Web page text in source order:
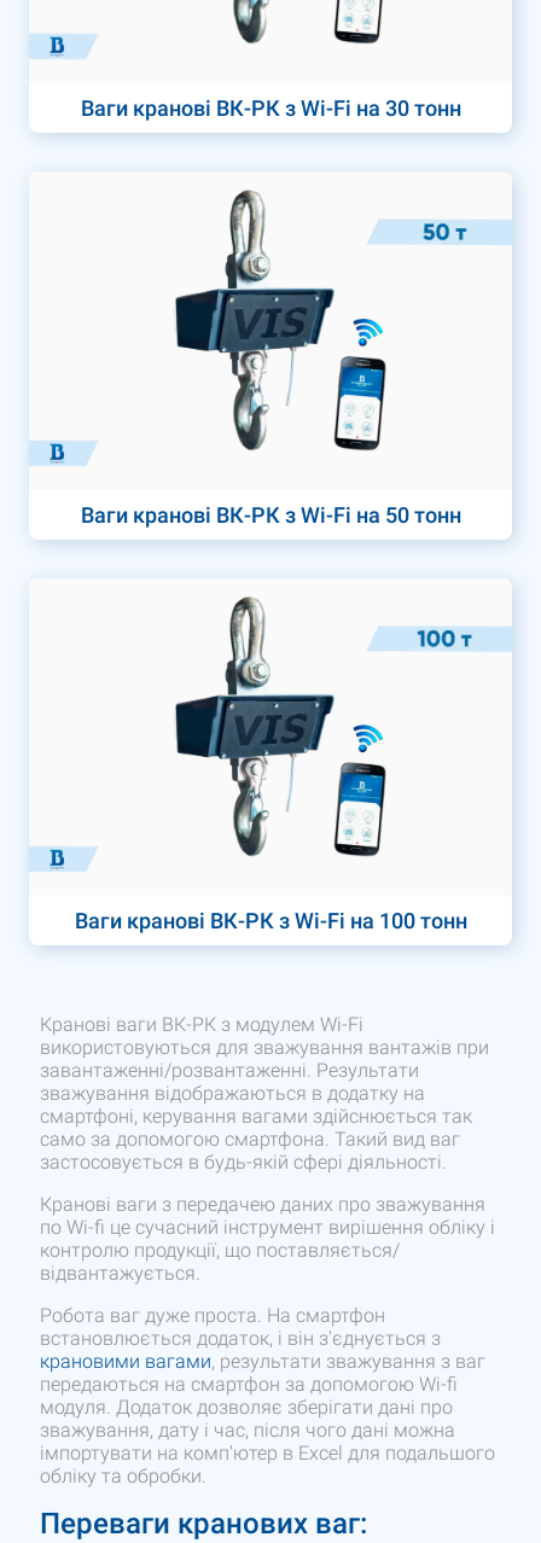
Ваги кранові ВК-РК з Wi-Fi на 30 тонн
Ваги кранові ВК-РК з Wi-Fi на 50 тонн
Ваги кранові ВК-РК з Wi-Fi на 100 тонн
Кранові ваги ВК-РК з модулем Wi-Fi
використовуються для зважування вантажів при
завантаженні/розвантаженні. Результати
зважування відображаються в додатку на
смартфоні, керування вагами здійснюється так
само за допомогою смартфона. Такий вид ваг
застосовується в будь-якій сфері діяльності.
Кранові ваги з передачею даних про зважування
по Wi-fi це сучасний інструмент вирішення обліку і
контролю продукції, що поставляється/
відвантажується.
Робота ваг дуже проста. На смартфон
встановлюється додаток, і він з'єднується з
крановими вагами, результати зважування з ваг
передаються на смартфон за допомогою Wi-fi
модуля. Додаток дозволяє зберігати дані про
зважування, дату і час, після чого дані можна
імпортувати на комп'ютер в Excel для подальшого
обліку та обробки.
Переваги кранових ваг: